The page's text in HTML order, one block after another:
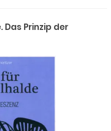
Prinzip der